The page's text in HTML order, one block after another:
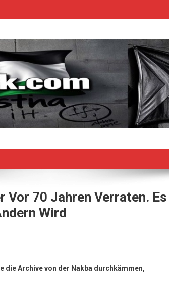
Vor 70 Jahren Verraten. Es
Wird
die Archive von der Nakba durchkämmen,